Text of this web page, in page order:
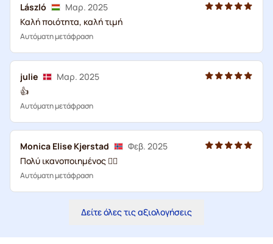
László
Μαρ. 2025
Καλή ποιότητα, καλή τιμή
Αυτόματη μετάφραση
julie
Μαρ. 2025
👍
Αυτόματη μετάφραση
Monica Elise Kjerstad
Φεβ. 2025
Πολύ ικανοποιημένος 👌🏽
Αυτόματη μετάφραση
Δείτε όλες τις αξιολογήσεις